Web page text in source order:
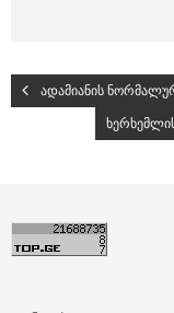
ადამიანის